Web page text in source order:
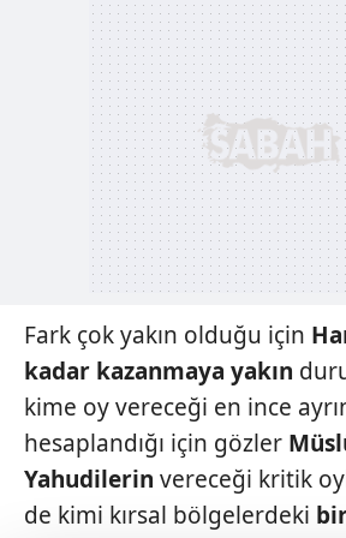
Fark çok yakın olduğu için
kadar kazanmaya yakın
kime oy vereceği en ince
hesaplandığı için gözler
Yahudilerin vereceği kritik
de kimi kırsal bölgelerdeki